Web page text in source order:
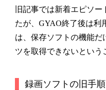
旧記事では新着エピソ
たが、GYAO終了後は利
は、保存ソフトの機能
ツを取得できないという
録画ソフトの旧手